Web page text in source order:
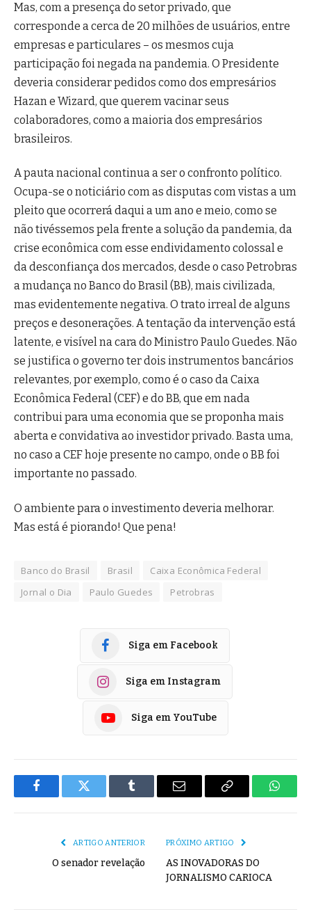
Mas, com a presença do setor privado, que
corresponde a cerca de 20 milhões de usuários, entre
empresas e particulares – os mesmos cuja
participação foi negada na pandemia. O Presidente
deveria considerar pedidos como dos empresários
Hazan e Wizard, que querem vacinar seus
colaboradores, como a maioria dos empresários
brasileiros.
A pauta nacional continua a ser o confronto político.
Ocupa-se o noticiário com as disputas com vistas a um
pleito que ocorrerá daqui a um ano e meio, como se
não tivéssemos pela frente a solução da pandemia, da
crise econômica com esse endividamento colossal e
da desconfiança dos mercados, desde o caso Petrobras
a mudança no Banco do Brasil (BB), mais civilizada,
mas evidentemente negativa. O trato irreal de alguns
preços e desonerações. A tentação da intervenção está
latente, e visível na cara do Ministro Paulo Guedes. Não
se justifica o governo ter dois instrumentos bancários
relevantes, por exemplo, como é o caso da Caixa
Econômica Federal (CEF) e do BB, que em nada
contribui para uma economia que se proponha mais
aberta e convidativa ao investidor privado. Basta uma,
no caso a CEF hoje presente no campo, onde o BB foi
importante no passado.
O ambiente para o investimento deveria melhorar.
Mas está é piorando! Que pena!
Banco do Brasil Brasil
Caixa Econômica Federal
Jornal o Dia
Paulo Guedes Petrobras
Siga em Facebook
Siga em Instagram
Siga em YouTube
FacebookTwitter Tumblr
E-
Copiar
ARTIGO ANTERIOR
O senador revelação
PRÓXIMO ARTIGO
AS INOVADORAS DO
JORNALISMO CARIOCA